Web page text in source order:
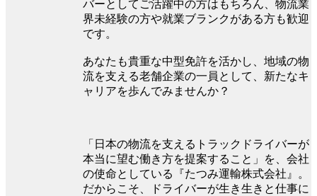
バーとしてご活躍中の方はもちろん、物流業
界未経験の方や就業ブランクがある方も歓迎
です。
あなたも貴重な中型免許を活かし、地域の物
流を支える老舗企業の一員として、新たなキ
ャリアを歩んでみませんか？
「日本の物流を支えるトラックドライバーが
本当に望む働き方を提案すること」を、会社
の使命としている『たつみ運輸株式会社』。
だからこそ、ドライバーが生き生きと仕事に